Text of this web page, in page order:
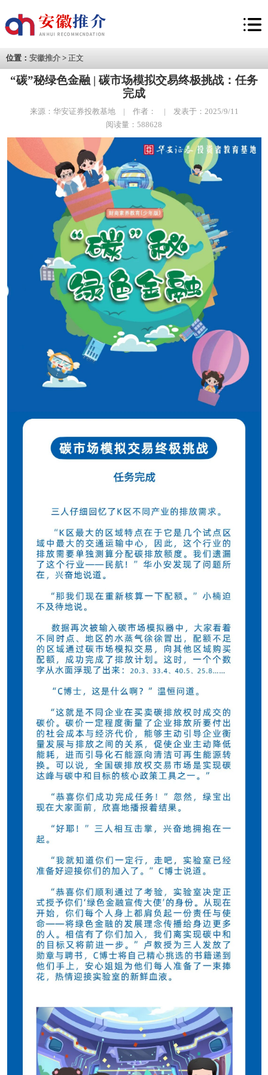
位置： 安徽推介 > 正文
“碳”秘绿色金融 | 碳市场模拟交易终极挑战：任务
完成
来源：华安证券投教基地 | 作者： | 发表于：2025/9/11
阅读量：588628